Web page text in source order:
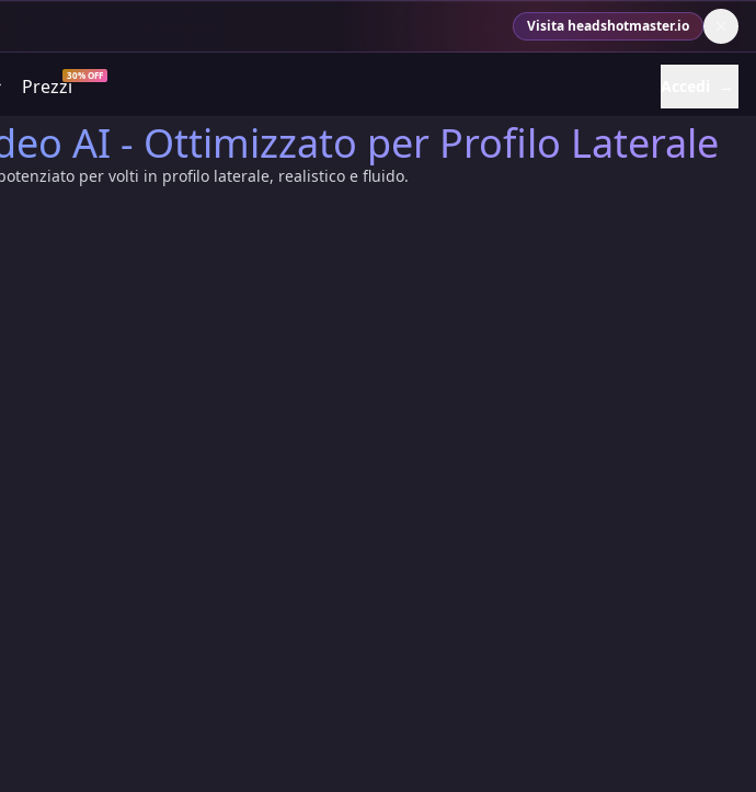
Visita headshotmaster.io
Prezzi30% OFF
AI - Ottimizzato per Profilo Laterale
per volti in profilo laterale, realistico e fluido.